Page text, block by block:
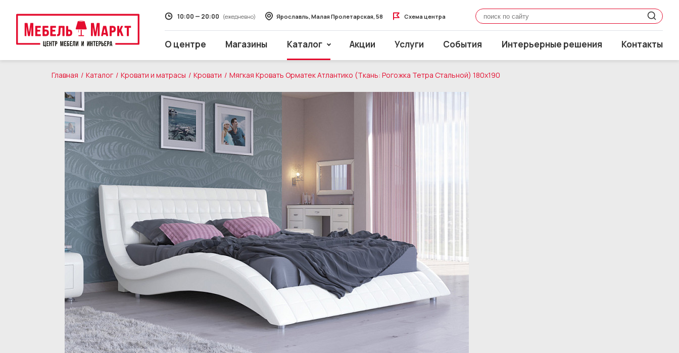
О центре Магазины
Распродажа
Мягкая мебель
Кухни
Корпусная мебель
Кровати и матрасы
Столы и стулья
Свет
Стеллажи и полки
Товары для дома
Бренды
Каталог Акции Услуги События Интерьерные решения Контакты
10:00 — 20:00 (ежедневно) Ярославль, Малая Пролетарская, 58 Схема центра
Главная Каталог Кровати и матрасы Кровати Мягкая Кровать Орматек Атлантико (Ткань: Рогожка Тетра Стальной) 180x190